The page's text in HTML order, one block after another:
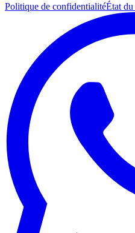
Politique de confidentialitéÉtat